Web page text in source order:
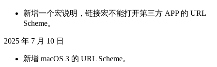
新增一个宏说明，链接宏不能打开第三方 APP 的 URL
Scheme。
2025 年 7 月 10 日
新增 macOS 3 的 URL Scheme。